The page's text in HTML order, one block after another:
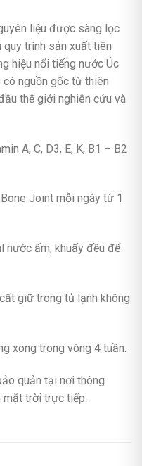
liệu được sàng lọc
trình sản xuất tiên
hiệu nổi tiếng nước Úc
có nguồn gốc từ thiên
thế giới nghiên cứu và
A, C, D3, E, K, B1 – B2
Joint mỗi ngày từ 1
nước ấm, khuấy đều để
giữ trong tủ lạnh không
xong trong vòng 4 tuần.
quản tại nơi thông
mặt trời trực tiếp.